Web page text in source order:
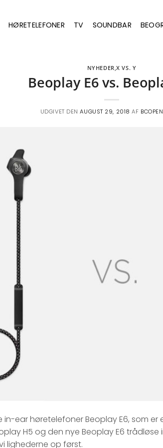
HØRETELEFONER TV SOUNDBAR
NYHEDER,X VS. Y
Beoplay E6 vs.
UDGIVET DENAUGUST 29, 2018 AF
ear høretelefoner Beoplay E6, som
H5 og den nye Beoplay E6
lighederne op først.